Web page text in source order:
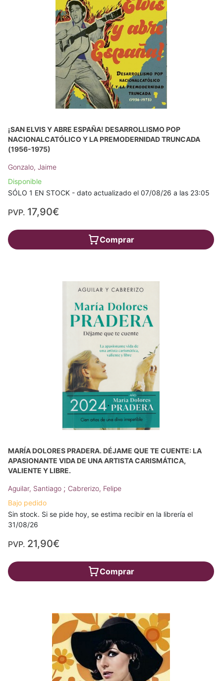
¡SAN ELVIS Y ABRE ESPAÑA! DESARROLLISMO POP
NACIONALCATÓLICO Y LA PREMODERNIDAD TRUNCADA
(1956-1975)
Gonzalo, Jaime
Disponible
SÓLO 1 EN STOCK - dato actualizado el 07/08/26 a las 23:05
PVP. 17,90€
Comprar
MARÍA DOLORES PRADERA. DÉJAME QUE TE CUENTE: LA
APASIONANTE VIDA DE UNA ARTISTA CARISMÁTICA,
VALIENTE Y LIBRE.
Aguilar, Santiago ; Cabrerizo, Felipe
Bajo pedido
Sin stock. Si se pide hoy, se estima recibir en la librería el
31/08/26
PVP. 21,90€
Comprar